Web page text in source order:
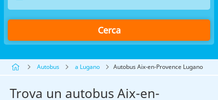
Cerca
Autobus a Lugano Autobus Aix-en-Provence Lugano
Trova un autobus Aix-en-